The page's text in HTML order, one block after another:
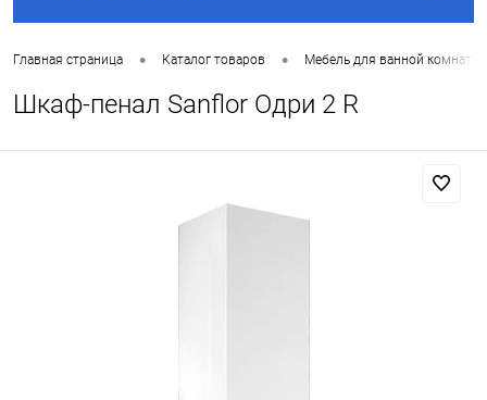
Главная страница • Каталог товаров • Мебель для ванной комнаты
Шкаф-пенал Sanflor Одри 2 R